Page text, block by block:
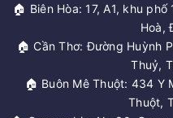
🏠 Biên Hòa: 17, A1, khu
Hoà,
🏠 Cần Thơ: Đường Huỳnh
Thuỷ,
🏠 Buôn Mê Thuột: 434 Y
Thuột,